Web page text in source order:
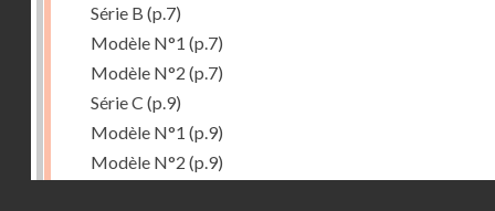
Série B (p.7)
Modèle N°1 (p.7)
Modèle N°2 (p.7)
Série C (p.9)
Modèle N°1 (p.9)
Modèle N°2 (p.9)